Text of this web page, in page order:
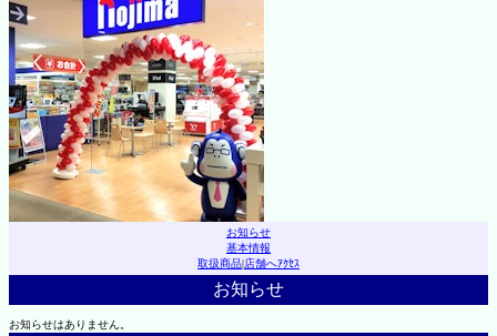
お知らせ
基本情報
取扱商品|店舗へｱｸｾｽ
お知らせ
お知らせはありません。